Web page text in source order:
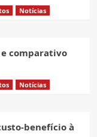
Notícias
e comparativo
Notícias
benefício à